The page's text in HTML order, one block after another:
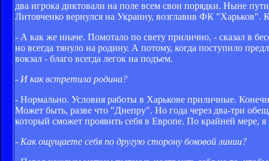
два игрока диктовали на поле всем свои порядки. Ныне
Литовченко вернулся на Украину, возглавив ФК "Харьков".
- А как же иначе. Помотало по свету прилично, - сказал в
но всегда тянуло на родину. А потому, когда поступило
вокзал - благо всегда легок на подъем.
- И как встретила родина?
- Нормально. Условия работы в Харькове приличные.
Может быть, разве что "Днепру". Но года через два-три
который сможет проявить себя в Европе. По крайней мере,
- Как ощущаете себя по другую сторону боковой линии?